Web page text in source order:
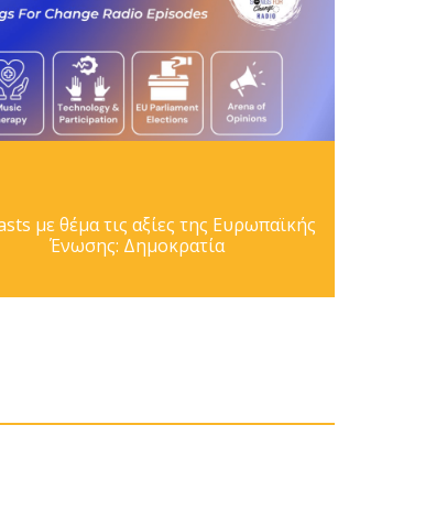
με θέμα τις αξίες της Ευρωπαϊκής
Ένωσης: Δημοκρατία